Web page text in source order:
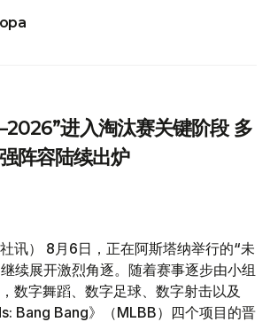
进入淘汰赛关键阶段 多
阵容陆续出炉
社讯） 8月6日，正在阿斯塔纳举行的“未
续展开激烈角逐。随着赛事逐步由小组
数字舞蹈、数字足球、数字射击以及
Bang Bang》（MLBB）四个项目的晋